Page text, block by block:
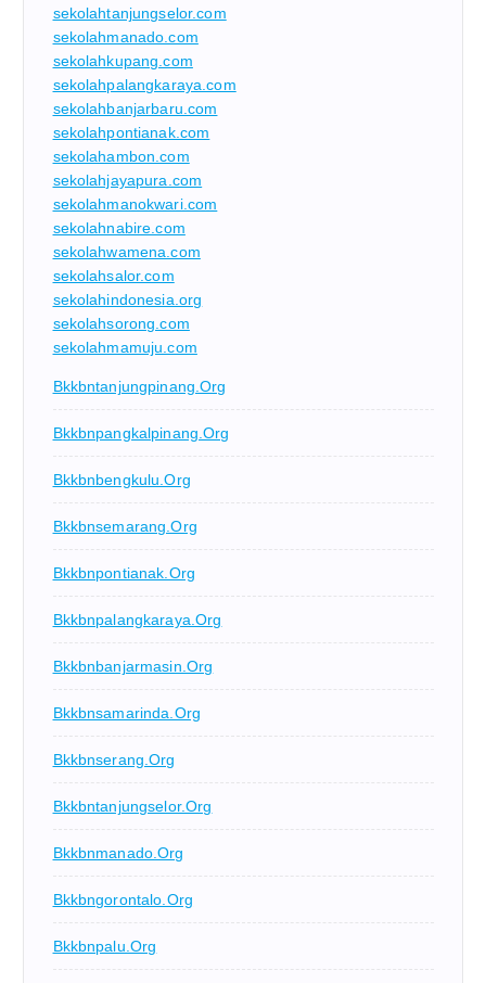
sekolahtanjungselor.com
sekolahmanado.com
sekolahkupang.com
sekolahpalangkaraya.com
sekolahbanjarbaru.com
sekolahpontianak.com
sekolahambon.com
sekolahjayapura.com
sekolahmanokwari.com
sekolahnabire.com
sekolahwamena.com
sekolahsalor.com
sekolahindonesia.org
sekolahsorong.com
sekolahmamuju.com
Bkkbntanjungpinang.org
Bkkbnpangkalpinang.org
Bkkbnbengkulu.org
Bkkbnsemarang.org
Bkkbnpontianak.org
Bkkbnpalangkaraya.org
Bkkbnbanjarmasin.org
Bkkbnsamarinda.org
Bkkbnserang.org
Bkkbntanjungselor.org
Bkkbnmanado.org
Bkkbngorontalo.org
Bkkbnpalu.org